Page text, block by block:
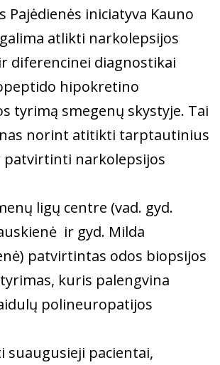
Pajėdienės iniciatyva Kauno
atlikti narkolepsijos
diferencinei diagnostikai
hipokretino
tyrimą smegenų skystyje. Tai
norint atitikti tarptautinius
narkolepsijos
ligų centre (vad. gyd.
ir gyd. Milda
patvirtintas odos biopsijos
kuris palengvina
polineuropatijos
suaugusieji pacientai,